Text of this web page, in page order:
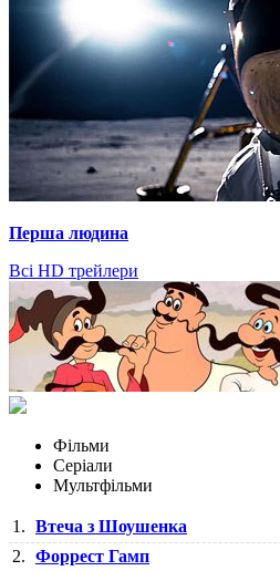
Перша людина
Всі HD трейлери
Фільми
Серіали
Мультфільми
1. Втеча з Шоушенка
2. Форрест Гамп